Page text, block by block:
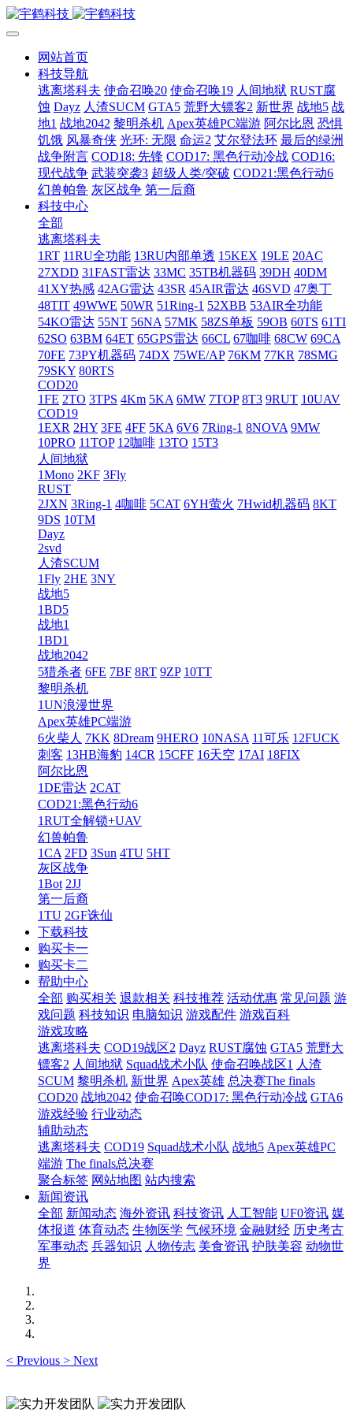
网站首页
科技导航
逃离塔科夫 使命召唤20 使命召唤19 人间地狱 RUST腐
蚀 Dayz 人渣SUCM GTA5 荒野大镖客2 新世界 战地5 战
地1 战地2042 黎明杀机 Apex英雄PC端游 阿尔比恩 恐惧
饥饿 风暴奇侠 光环: 无限 命运2 艾尔登法环 最后的绿洲
战争附言 COD18: 先锋 COD17: 黑色行动冷战 COD16:
现代战争 武装突袭3 超级人类/突破 COD21:黑色行动6
幻兽帕鲁 灰区战争 第一后裔
科技中心
全部
逃离塔科夫
1RT 11RU全功能 13RU内部单透 15KEX 19LE 20AC
27XDD 31FAST雷达 33MC 35TB机器码 39DH 40DM
41XY热感 42AG雷达 43SR 45AIR雷达 46SVD 47奥丁
48TIT 49WWE 50WR 51Ring-1 52XBB 53AIR全功能
54KO雷达 55NT 56NA 57MK 58ZS单板 59OB 60TS 61TI
62SO 63BM 64ET 65GPS雷达 66CL 67咖啡 68CW 69CA
70FE 73PY机器码 74DX 75WE/AP 76KM 77KR 78SMG
79SKY 80RTS
COD20
1FE 2TO 3TPS 4Km 5KA 6MW 7TOP 8T3 9RUT 10UAV
COD19
1EXR 2HY 3FE 4FF 5KA 6V6 7Ring-1 8NOVA 9MW
10PRO 11TOP 12咖啡 13TO 15T3
人间地狱
1Mono 2KF 3Fly
RUST
2JXN 3Ring-1 4咖啡 5CAT 6YH萤火 7Hwid机器码 8KT
9DS 10TM
Dayz
2svd
人渣SCUM
1Fly 2HE 3NY
战地5
1BD5
战地1
1BD1
战地2042
5猎杀者 6FE 7BF 8RT 9ZP 10TT
黎明杀机
1UN浪漫世界
Apex英雄PC端游
6火柴人 7KK 8Dream 9HERO 10NASA 11可乐 12FUCK
刺客 13HB海豹 14CR 15CFF 16天空 17AI 18FIX
阿尔比恩
1DE雷达 2CAT
COD21:黑色行动6
1RUT全解锁+UAV
幻兽帕鲁
1CA 2FD 3Sun 4TU 5HT
灰区战争
1Bot 2JJ
第一后裔
1TU 2GF诛仙
下载科技
购买卡一
购买卡二
帮助中心
全部 购买相关 退款相关 科技推荐 活动优惠 常见问题 游
戏问题 科技知识 电脑知识 游戏配件 游戏百科
游戏攻略
逃离塔科夫 COD19战区2 Dayz RUST腐蚀 GTA5 荒野大
镖客2 人间地狱 Squad战术小队 使命召唤战区1 人渣
SCUM 黎明杀机 新世界 Apex英雄 总决赛The finals
COD20 战地2042 使命召唤COD17: 黑色行动冷战 GTA6
游戏经验 行业动态
辅助动态
逃离塔科夫 COD19 Squad战术小队 战地5 Apex英雄PC
端游 The finals总决赛
聚合标签 网站地图 站内搜索
新闻资讯
全部 新闻动态 海外资讯 科技资讯 人工智能 UF0资讯 媒
体报道 体育动态 生物医学 气候环境 金融财经 历史考古
军事动态 兵器知识 人物传志 美食资讯 护肤美容 动物世
界
< Previous > Next